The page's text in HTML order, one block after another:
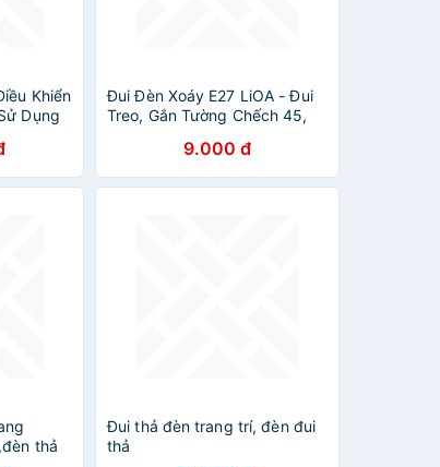
Khiển
Dụng
(Màu
Đui Đèn Xoáy E27 LiOA - Đui
Treo, Gắn Tường Chếch 45,
9.000 đ
thả
Đui thả đèn trang trí, đèn đui
thả